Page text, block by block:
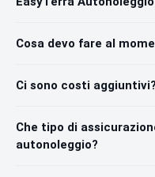
Cosa devo fare al
Ci sono costi aggiuntivi?
Che tipo di
autonoleggio?